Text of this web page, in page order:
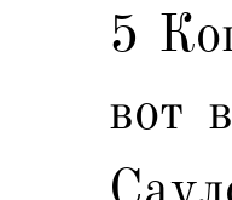
5
вот